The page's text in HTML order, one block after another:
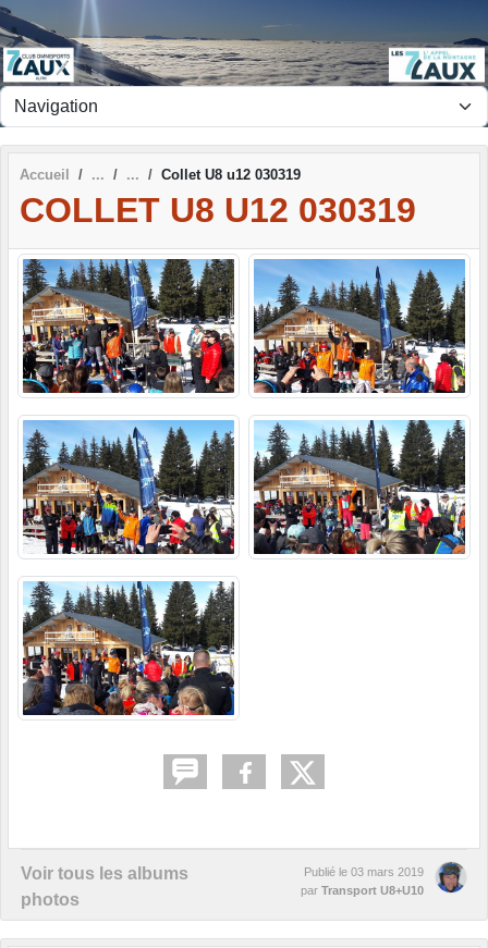
Accueil Collet U8 u12 030319
COLLET U8 U12 030319
Voir tous les albums
photos
Publié le 03 mars 2019
par Transport U8+U10
Panneau de gestion des cookies